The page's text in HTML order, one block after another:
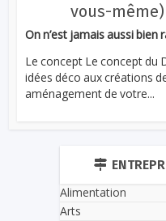
vous-
On n’est jamais aussi bien
Le concept Le concept du
idées déco aux créations
aménagement de votre...
Alimentation
Arts